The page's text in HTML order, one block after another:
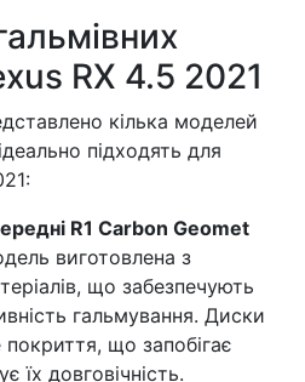
RX 4.5 2021
кілька моделей
підходять для
R1 Carbon Geomet
виготовлена з
що забезпечують
гальмування. Диски
що запобігає
їх довговічність.